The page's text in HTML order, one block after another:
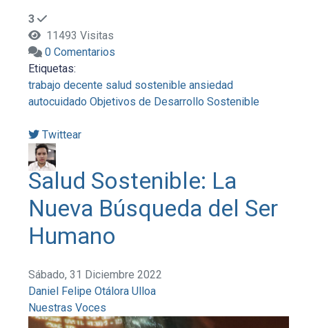
3
11493 Visitas
0 Comentarios
Etiquetas:
trabajo decente salud sostenible ansiedad
autocuidado Objetivos de Desarrollo Sostenible
Twittear
Salud Sostenible: La
Nueva Búsqueda del Ser
Humano
Sábado, 31 Diciembre 2022
Daniel Felipe Otálora Ulloa
Nuestras Voces